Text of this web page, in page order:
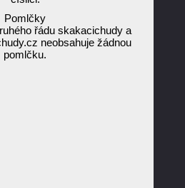
Pomlčky
řádu skakacichudy a
neobsahuje žádnou
pomlčku.